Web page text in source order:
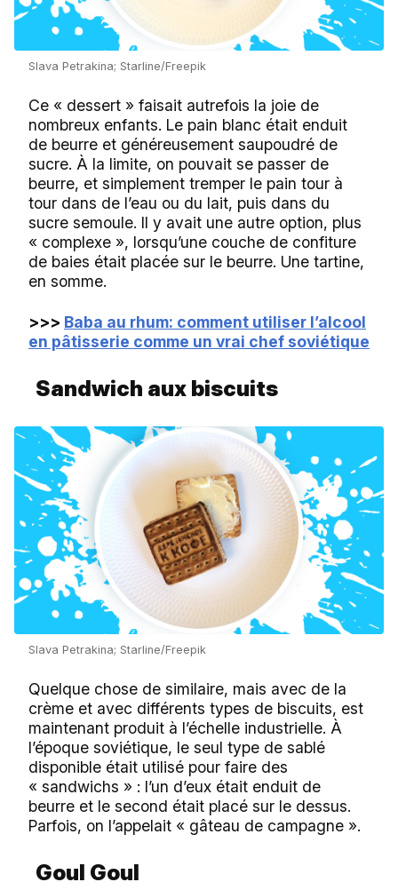
Slava Petrakina; Starline/Freepik
Ce « dessert » faisait autrefois la joie de
nombreux enfants. Le pain blanc était enduit
de beurre et généreusement saupoudré de
sucre. À la limite, on pouvait se passer de
beurre, et simplement tremper le pain tour à
tour dans de l’eau ou du lait, puis dans du
sucre semoule. Il y avait une autre option, plus
« complexe », lorsqu’une couche de confiture
de baies était placée sur le beurre. Une tartine,
en somme.
>>> Baba au rhum: comment utiliser l’alcool
en pâtisserie comme un vrai chef soviétique
Sandwich aux biscuits
Slava Petrakina; Starline/Freepik
Quelque chose de similaire, mais avec de la
crème et avec différents types de biscuits, est
maintenant produit à l’échelle industrielle. À
l’époque soviétique, le seul type de sablé
disponible était utilisé pour faire des
« sandwichs » : l’un d’eux était enduit de
beurre et le second était placé sur le dessus.
Parfois, on l’appelait « gâteau de campagne ».
Goul Goul